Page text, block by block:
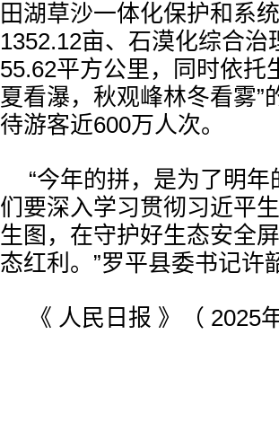
田湖草沙一体化保护和系
1352.12亩、石漠化综合
55.62平方公里，同时依托
夏看瀑，秋观峰林冬看雾”
待游客近600万人次。
“今年的拼，是为了明
们要深入学习贯彻习近平
生图，在守护好生态安全
态红利。”罗平县委书记许
《 人民日报 》（ 2025